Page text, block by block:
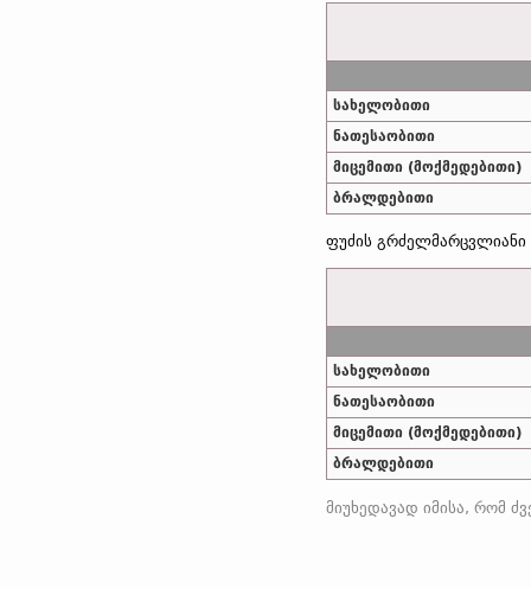
სახელობითი
ნათესაობითი
მიცემითი (მოქმედებითი)
ბრალდებითი
ფუძის გრძელმარცვლიანი
სახელობითი
ნათესაობითი
მიცემითი (მოქმედებითი)
ბრალდებითი